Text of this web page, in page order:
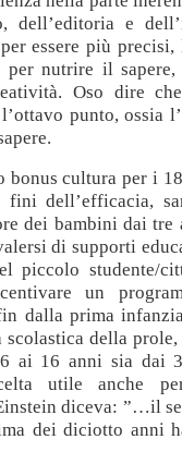
dell’editoria e
essere più
per nutrire il sapere,
Oso dire
punto, ossia
bonus cultura per i
fini dell’efficacia,
dei bambini dai
di supporti
piccolo studente/
un
dalla prima
della
6 ai 16 anni sia dai
utile anche
diceva: ”…il
dei diciotto anni